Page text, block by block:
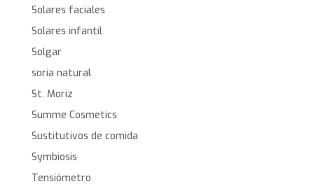
Solares faciales
Solares infantil
Solgar
soria natural
St. Moriz
Summe Cosmetics
Sustitutivos de comida
Symbiosis
Tensiómetro